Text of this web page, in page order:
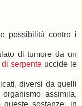
possibilità contro i
di tumore da un
serpente uccide le
diversi da quelli
assimila,
queste sostanze, in